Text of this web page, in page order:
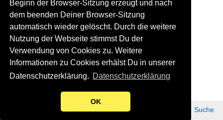
Beginn der Browser-Sitzung erzeugt und nach
dem beenden Deiner Browser-Sitzung
automatisch wieder gelöscht. Durch die weitere
Nutzung der Webseite stimmst Du der
Verwendung von Cookies zu. Weitere
Informationen zu Cookies erhälst Du in unserer
Datenschutzerklärung. Datenschutzerklärung
OK
Suche
Impressum